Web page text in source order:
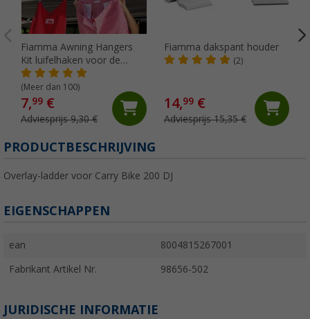
Fiamma Awning Hangers
Kit luifelhaken voor de
peesgeleider
(Meer dan 100)
7,99 €
Adviesprijs 9,30 €
Fiamma dakspant houder
(2)
14,99€
Adviesprijs 15,35 €
PRODUCTBESCHRIJVING
Overlay-ladder voor Carry Bike 200 DJ
EIGENSCHAPPEN
ean 8004815267001
Fabrikant Artikel Nr. 98656-502
JURIDISCHE INFORMATIE